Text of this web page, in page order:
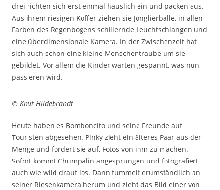
drei richten sich erst einmal häuslich ein und packen aus.
Aus ihrem riesigen Koffer ziehen sie Jonglierbälle, in allen
Farben des Regenbogens schillernde Leuchtschlangen und
eine überdimensionale Kamera. In der Zwischenzeit hat
sich auch schon eine kleine Menschentraube um sie
gebildet. Vor allem die Kinder warten gespannt, was nun
passieren wird.
© Knut Hildebrandt
Heute haben es Bomboncito und seine Freunde auf
Touristen abgesehen. Pinky zieht ein älteres Paar aus der
Menge und fordert sie auf, Fotos von ihm zu machen.
Sofort kommt Chumpalin angesprungen und fotografiert
auch wie wild drauf los. Dann fummelt erumständlich an
seiner Riesenkamera herum und zieht das Bild einer von